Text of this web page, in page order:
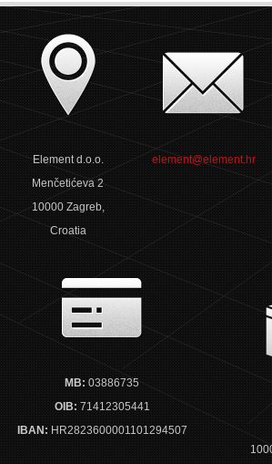
Element d.o.o.
Menčetićeva 2
10000 Zagreb,
Croatia
element@element.hr
MB: 03886735
OIB: 71412305441
IBAN: HR2823600001101294507